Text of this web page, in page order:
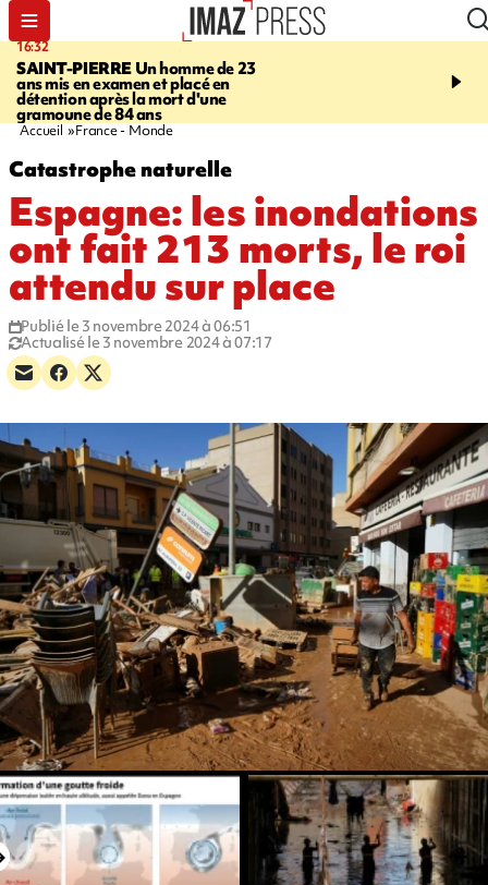
16:32
SAINT-PIERREUn homme de 23
ans mis en examen et placé en
détention après la mort d'une
gramoune de 84 ans
21:08
et Turquie scellent un
Accueil France - Monde
Catastrophe naturelle
Espagne: les inondations
ont fait 213 morts, le roi
attendu sur place
Publié le 3 novembre 2024 à 06:51
Actualisé le 3 novembre 2024 à 07:17